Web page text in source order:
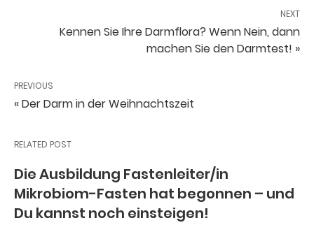
NEXT
Kennen Sie Ihre Darmflora? Wenn Nein, dann
machen Sie den Darmtest! »
PREVIOUS
« Der Darm in der Weihnachtszeit
RELATED POST
Die Ausbildung Fastenleiter/in
Mikrobiom-Fasten hat begonnen – und
Du kannst noch einsteigen!